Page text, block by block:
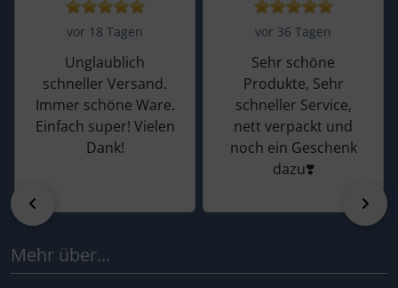
vor 18 Tagen
Unglaublich
schneller Versand.
Immer schöne Ware.
Einfach super! Vielen
Dank!
vor 36 Tagen
Sehr schöne
Produkte, Sehr
schneller Service,
nett verpackt und
noch ein Geschenk
dazu❣️
vor
Mehr über...